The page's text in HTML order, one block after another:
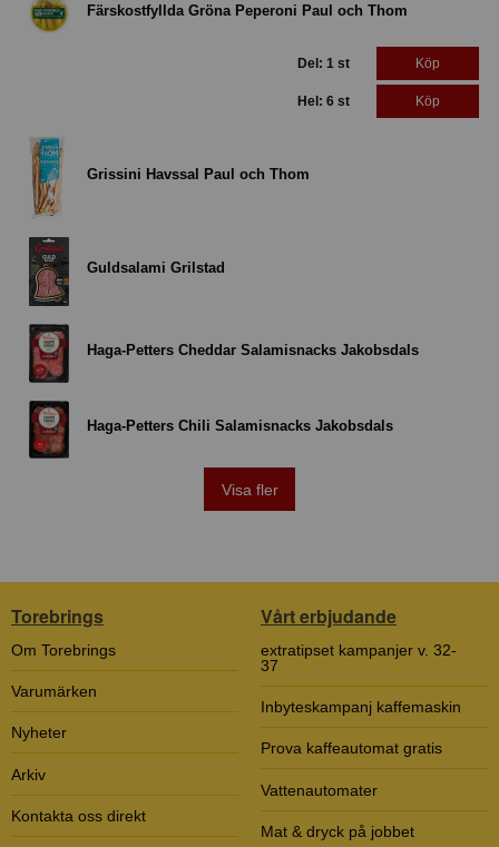
Färskostfyllda Gröna Peperoni Paul och Thom
Del: 1 st Köp
Hel: 6 st Köp
Grissini Havssal Paul och Thom
Guldsalami Grilstad
Haga-Petters Cheddar Salamisnacks Jakobsdals
Haga-Petters Chili Salamisnacks Jakobsdals
Visa fler
Torebrings
Om Torebrings
Varumärken
Nyheter
Arkiv
Kontakta oss direkt
Vårt erbjudande
extratipset kampanjer v. 32-
37
Inbyteskampanj kaffemaskin
Prova kaffeautomat gratis
Vattenautomater
Mat & dryck på jobbet